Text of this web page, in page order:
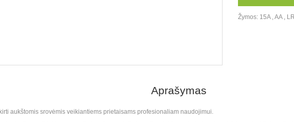
Žymos: 15A,AA,
Aprašymas
aukštomis srovėmis veikiantiems prietaisams profesionaliam naudojimui.